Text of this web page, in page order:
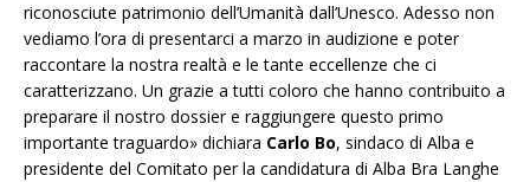
riconosciute patrimonio dell’Umanità dall’Unesco. Adesso non
vediamo l’ora di presentarci a marzo in audizione e poter
raccontare la nostra realtà e le tante eccellenze che ci
caratterizzano. Un grazie a tutti coloro che hanno contribuito a
preparare il nostro dossier e raggiungere questo primo
importante traguardo» dichiara Carlo Bo, sindaco di Alba e
presidente del Comitato per la candidatura di Alba Bra Langhe